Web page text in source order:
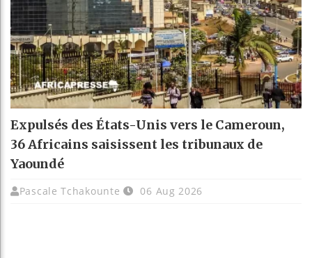
Expulsés des États-Unis vers le Cameroun,
36 Africains saisissent les tribunaux de
Yaoundé
Pascale Tchakounte 06 Aug 2026